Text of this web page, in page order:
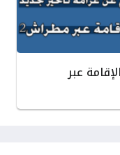
عبر